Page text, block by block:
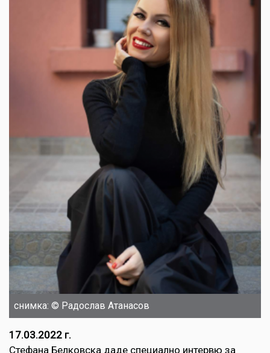
снимка: © Радослав Атанасов
17.03.2022 г.
Стефана Белковска даде специално интервю за